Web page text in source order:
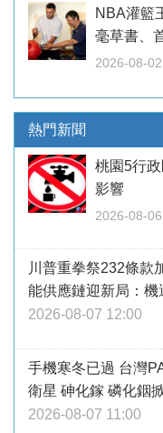
NBA灌籃
毫草書、
2026-08-
熱門新聞
桃園5行
影響
2026-08-
川普重拳祭232條款
能供應鏈迎新局：機
2026-08-07 12:00
手機寒冬已過 台灣
衛星 砷化鎵 磷化銦
2026-08-07 11:00